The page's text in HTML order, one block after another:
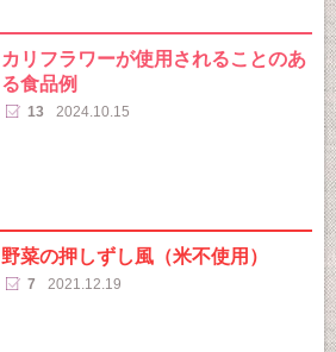
カリフラワーが使用されることのあ
る食品例
13 2024.10.15
野菜の押しずし風（米不使用）
7 2021.12.19